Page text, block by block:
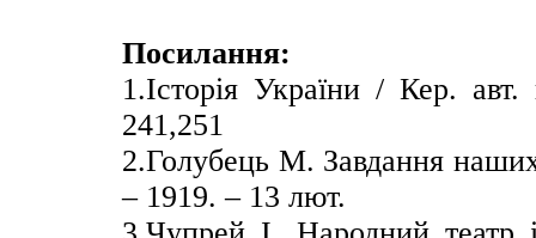
Посилання:
1.Історія України / Кер.
241,251
2.Голубець М. Завдання
– 1919. – 13 лют.